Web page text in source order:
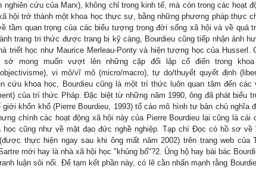
nghiên cứu của Marx), không chỉ trong kinh tế, mà còn trong các hoạt
hội trở thành một khoa học thực sự, bằng những phương pháp thực
tầm quan trọng của các biểu tượng trong đời sống xã hội và về quá
trang tri thức được trang bị kỹ càng, Bourdieu cũng tiếp nhận ảnh
triết học như Maurice Merleau-Ponty và hiện tượng học của
mong muốn vượt lên những cặp đối lập cổ điển trong
vi mô/vĩ mô (micro/macro), tự do/thuyết quyết định
cứu khoa học, Bourdieu cũng là một trí thức luôn quan tâm đến
của trí thức Pháp. Đặc biệt từ những năm 1990, ông đã phát biểu
giới khốn khổ (Pierre Bourdieu, 1993) tố cáo mô hình tư bản chủ
chính các hoạt động xã hội này của Pierre Bourdieu lại cũng là
cũng như về mặt đạo đức nghề nghiệp. Tạp chí Đọc có hồ sơ
thực hiện ngay sau khi ông mất năm 2002) trên trang web
mới hay là nhà xã hội học "khủng bố"?2. Ủng hộ hay bài bác
luận sôi nổi. Để tạm kết phần này, có lẽ cần nhấn mạnh rằng